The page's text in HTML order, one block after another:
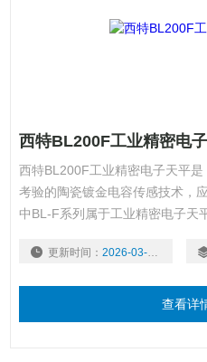
西特BL200F工业精密电
西特BL200F工业精密电子天平
考验的陶瓷镀金电容传感技术，
中BL-F系列属于工业精密电子天平
更新时间： 2026-03-03
查看详